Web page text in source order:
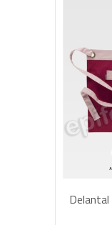
Delantal